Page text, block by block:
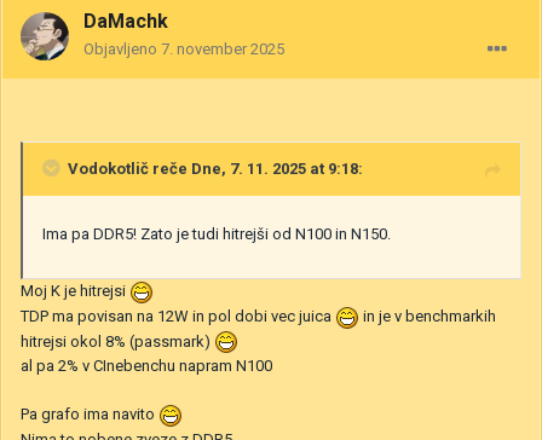
DaMachk
Objavljeno 7. november 2025
Vodokotlič reče Dne, 7. 11. 2025 at 9:18:
Ima pa DDR5! Zato je tudi hitrejši od N100 in N150.
Moj K je hitrejsi
TDP ma povisan na 12W in pol dobi vec juica
in je v benchmarkih
hitrejsi okol 8% (passmark)
al pa 2% v CInebenchu napram N100
Pa grafo ima navito